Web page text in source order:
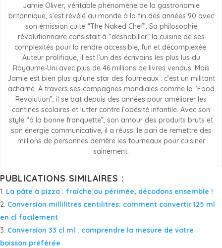
Jamie Oliver, véritable phénomène de la gastronomie
britannique, s’est révélé au monde à la fin des années 90 avec
son émission culte “The Naked Chef”. Sa philosophie
révolutionnaire consistait à “déshabiller” la cuisine de ses
complexités pour la rendre accessible, fun et décomplexée.
Auteur prolifique, il est l’un des écrivains les plus lus du
Royaume-Uni avec plus de 46 millions de livres vendus. Mais
Jamie est bien plus qu’une star des fourneaux : c’est un militant
acharné. À travers ses campagnes mondiales comme le “Food
Revolution”, il se bat depuis des années pour améliorer les
cantines scolaires et lutter contre l’obésité infantile. Avec son
style “à la bonne franquette”, son amour des produits bruts et
son énergie communicative, il a réussi le pari de remettre des
millions de personnes derrière les fourneaux pour cuisiner
sainement.
PUBLICATIONS SIMILAIRES :
La pâte à pizza : fraîche ou périmée, décodons ensemble !
Conversion millilitres centilitres: comment convertir 125 ml
en cl facilement
Conversion 33 cl ml : comprendre la mesure de votre
boisson préférée